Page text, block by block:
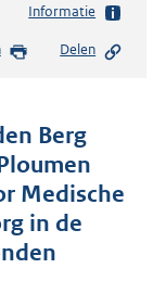
Informatie
Delen
Berg
Medische
in de